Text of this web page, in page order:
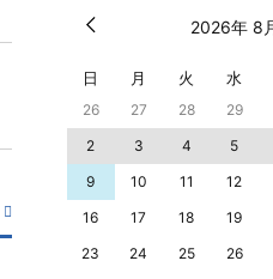
2026年 8
日 月 火 水
26 27 28 29
2
3 4 5
9
10 11 12
16
17 18 19
23
24 25 26